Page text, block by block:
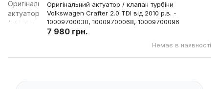
Оригінальний актуатор / клапан турбіни
Volkswagen Crafter 2.0 TDI від 2010 р.в. -
10009700030, 10009700068, 10009700096
Немає в наявності
7 980 грн.